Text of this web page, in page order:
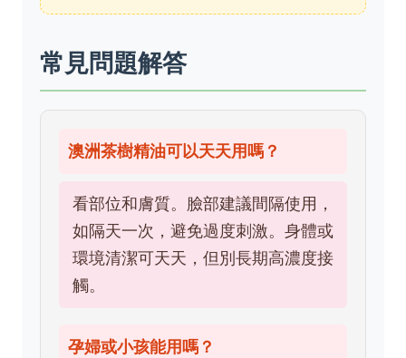
常見問題解答
澳洲茶樹精油可以天天用嗎？
看部位和膚質。臉部建議間隔使用，
如隔天一次，避免過度刺激。身體或
環境清潔可天天，但別長期高濃度接
觸。
孕婦或小孩能用嗎？